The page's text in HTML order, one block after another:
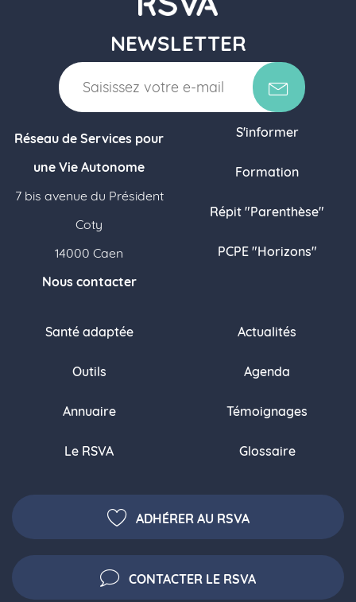
NEWSLETTER
Réseau de Services pour
une Vie Autonome
7 bis avenue du Président
Coty
14000 Caen
Nous contacter
S'informer
Formation
Répit "Parenthèse"
PCPE "Horizons"
Santé adaptée
Outils
Annuaire
Le RSVA
Actualités
Agenda
Témoignages
Glossaire
ADHÉRER AU RSVA
CONTACTER LE RSVA